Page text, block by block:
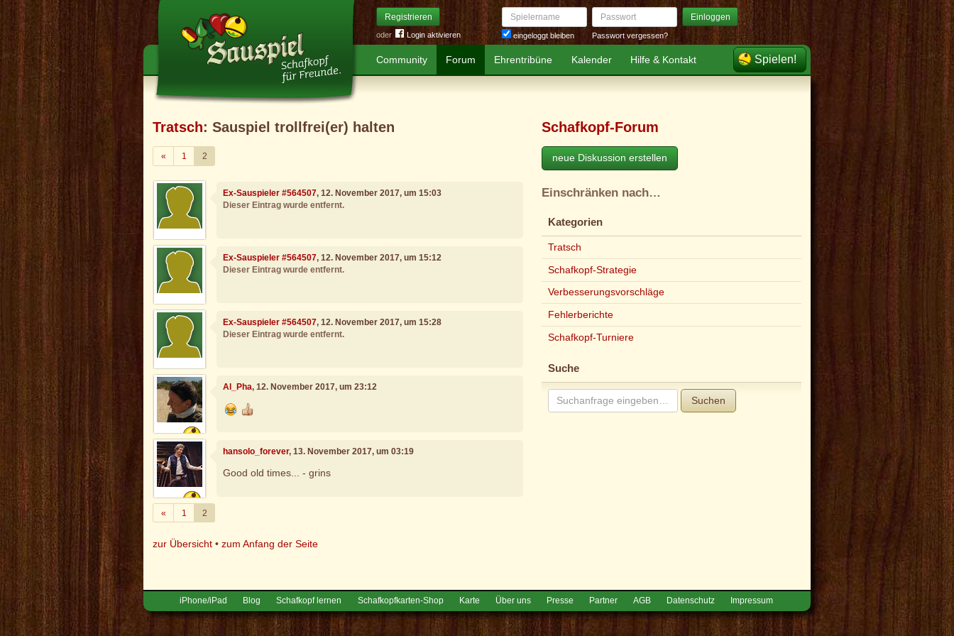
Registrieren
oder Login aktivieren
Spielername
eingeloggt bleiben
Passwort Einloggen
Passwort vergessen?
Community Forum Ehrentribüne Kalender Hilfe & Kontakt Spielen!
Tratsch: Sauspiel trollfrei(er) halten
«Zurück
1 2
Ex-Sauspieler #564507, 12. November 2017, um 15:03
Dieser Eintrag wurde entfernt.
Ex-Sauspieler #564507, 12. November 2017, um 15:12
Dieser Eintrag wurde entfernt.
Ex-Sauspieler #564507, 12. November 2017, um 15:28
Dieser Eintrag wurde entfernt.
Al_Pha, 12. November 2017, um 23:12
hansolo_forever, 13. November 2017, um 03:19
Good old times... - grins
«Zurück
1 2
zur Übersicht •zum Anfang der Seite
Schafkopf-Forum
neue Diskussion erstellen
Einschränken nach…
Kategorien
Tratsch
Schafkopf-Strategie
Verbesserungsvorschläge
Fehlerberichte
Schafkopf-Turniere
Suche
Suchen
iPhone/iPad Blog Schafkopf lernen Schafkopfkarten-Shop Karte Über uns Presse Partner AGB Datenschutz Impressum